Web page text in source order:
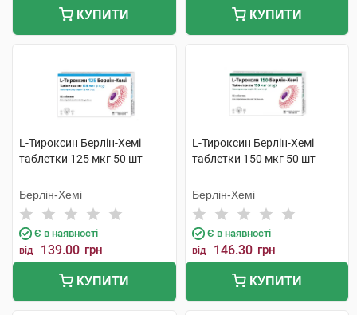
КУПИТИ КУПИТИ
L-Тироксин Берлін-Хемі
таблетки 125 мкг 50 шт
Берлін-Хемі
Є в наявності
від 139.00 грн
КУПИТИ
L-Тироксин Берлін-Хемі
таблетки 150 мкг 50 шт
Берлін-Хемі
Є в наявності
від 146.30 грн
КУПИТИ